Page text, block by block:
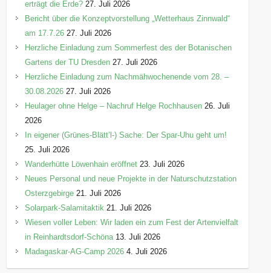
erträgt die Erde? 27. Juli 2026
Bericht über die Konzeptvorstellung „Wetterhaus Zinnwald“
am 17.7.26 27. Juli 2026
Herzliche Einladung zum Sommerfest des der Botanischen
Gartens der TU Dresden 27. Juli 2026
Herzliche Einladung zum Nachmähwochenende vom 28. –
30.08.2026 27. Juli 2026
Heulager ohne Helge – Nachruf Helge Rochhausen 26. Juli
2026
In eigener (Grünes-Blätt’l-) Sache: Der Spar-Uhu geht um!
25. Juli 2026
Wanderhütte Löwenhain eröffnet 23. Juli 2026
Neues Personal und neue Projekte in der Naturschutzstation
Osterzgebirge 21. Juli 2026
Solarpark-Salamitaktik 21. Juli 2026
Wiesen voller Leben: Wir laden ein zum Fest der Artenvielfalt
in Reinhardtsdorf-Schöna 13. Juli 2026
Madagaskar-AG-Camp 2026 4. Juli 2026